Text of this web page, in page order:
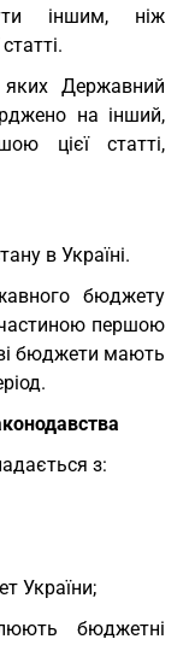
іншим, ніж
Державний
на інший,
цієї статті,
в Україні.
бюджету
частиною першою
бюджети мають
з:
України;
бюджетні